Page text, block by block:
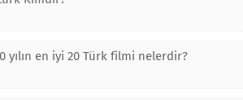
yılın en iyi 20 Türk filmi nelerdir?